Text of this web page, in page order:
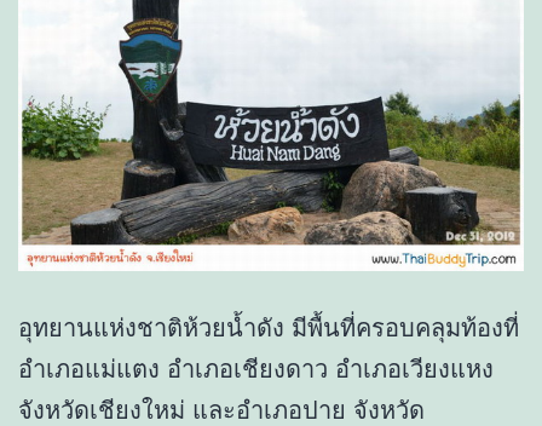
อุทยานแห่งชาติห้วยน้ำดัง มีพื้นที่ครอบคลุมท้องที่
อำเภอแม่แตง อำเภอเชียงดาว อำเภอเวียงแหง
จังหวัดเชียงใหม่ และอำเภอปาย จังหวัด